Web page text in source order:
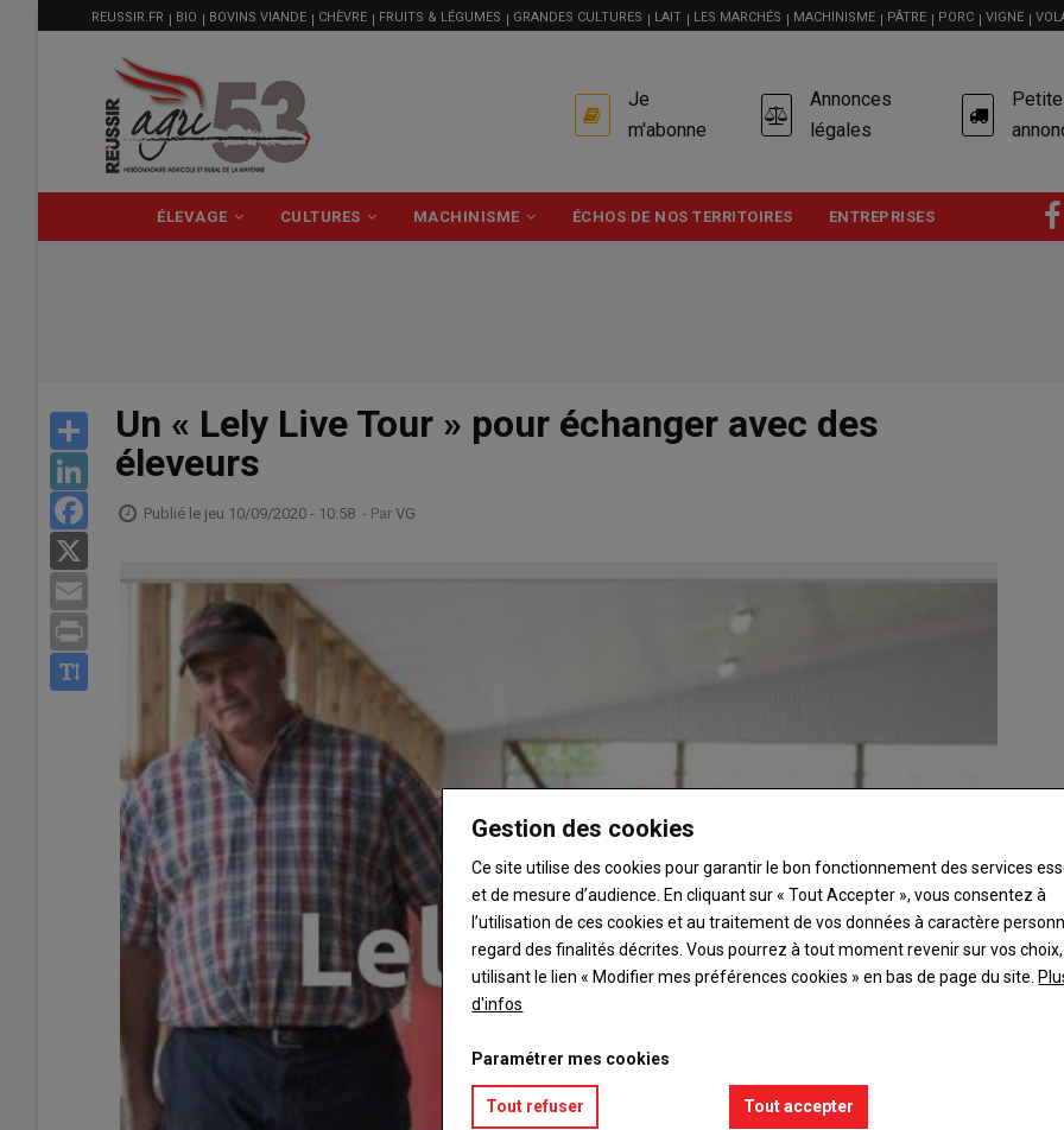
MENU
FILIÈRE
REUSSIR.FR BIO BOVINS VIANDE CHÈVRE FRUITS & LÉGUMES GRANDES CULTURES LAIT LES MARCHÉS MACHINISME PÂTRE PORC VIGNE
USER
ACCOUNT
MENU
Je
m'abonne
Annonces
légales
PRINCIPALE
ÉLEVAGE CULTURES MACHINISME ÉCHOS DE NOS TERRITOIRES ENTREPRISES
Share
LinkedIn
Facebook
Email
Un « Lely Live Tour » pour échanger avec des
éleveurs
Publié le jeu 10/09/2020 - 10:58 - Par VG
Gestion des cookies
Ce site utilise des cookies pour garantir le bon fonctionnement des services
et de mesure d’audience. En cliquant sur « Tout Accepter », vous consentez à
l’utilisation de ces cookies et au traitement de vos données à caractère
regard des finalités décrites. Vous pourrez à tout moment revenir sur vos
utilisant le lien « Modifier mes préférences cookies » en bas de page du site.
d'infos
Paramétrer mes cookies
Tout refuser Tout accepter